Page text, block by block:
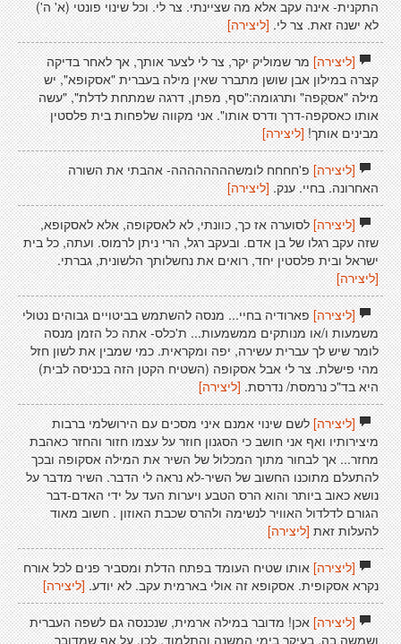
התקנית- אינה עקב אלא מה שציינתי. צר לי. וכל שינוי פונטי (א' ה')
לא ישנה זאת. צר לי.[ליצירה]
[ליצירה]מר שמוליק יקר, צר לי לצער אותך, אך לאחר בדיקה
קצרה במילון אבן שושן מתברר שאין מילה בעברית "אסקופא", יש
מילה "אסקֻפה" ותרגומה:"סף, מפתן, דרגה שמתחת לדלת", "עשה
אותו כאסקפה-דרך ודרס אותו". אני מקווה שלפחות בית פלסטין
מבינים אותך! [ליצירה]
[ליצירה]פ'חחחח לומשהההההההה- אהבתי את השורה
האחרונה. בחיי. ענק. [ליצירה]
[ליצירה]לסוערה אז כך, כוונתי, לא לאסקופה, אלא לאסקופא,
שזה עקב רגלו של בן אדם. ובעקב רגל, הרי ניתן לרמוס. ועתה, כל בית
ישראל ובית פלסטין יחד, רואים את נחשלותך הלשונית, גברתי.
[ליצירה]
[ליצירה]פארודיה בחיי... מנסה להשתמש בביטויים גבוהים נטולי
משמעות ו/או מנותקים ממשמעות... ת'כלס- אתה כל הזמן מנסה
לומר שיש לך עברית עשירה, יפה ומקראית. כמי שמבין את לשון חזל
מהי פישלת. צר לי אבל אסקופה (השטיח הקטן הזה בכניסה לבית)
היא בד"כ נרמסת/ נדרסת. [ליצירה]
[ליצירה]לשם שינוי אמנם איני מסכים עם הירושלמי ברבות
מיצירותיו ואף אני חושב כי הסגנון חוזר על עצמו חזור והחזר כאהבת
מחזר... אך לבחור מתוך המכלול של השיר את המילה אסקופה ובכך
להתעלם מתוכנו החשוב של השיר-לא נראה לי הדבר. השיר מדבר על
נושא כאוב ביותר והוא הרס הטבע ויערות העד על ידי האדם-דבר
הגורם לדלדול האוויר לנשימה ולהרס שכבת האוזון . חשוב מאוד
להעלות זאת [ליצירה]
[ליצירה]אותו שטיח העומד בפתח הדלת ומסביר פנים לכל אורח
נקרא אסקופית. אסקופא זה אולי בארמית עקב. לא יודע. [ליצירה]
[ליצירה]אכן! מדובר במילה ארמית, שנכנסה גם לשפה העברית
ושמשה בה, בעיקר בימי המשנה והתלמוד. לכן, על אף שמדובר